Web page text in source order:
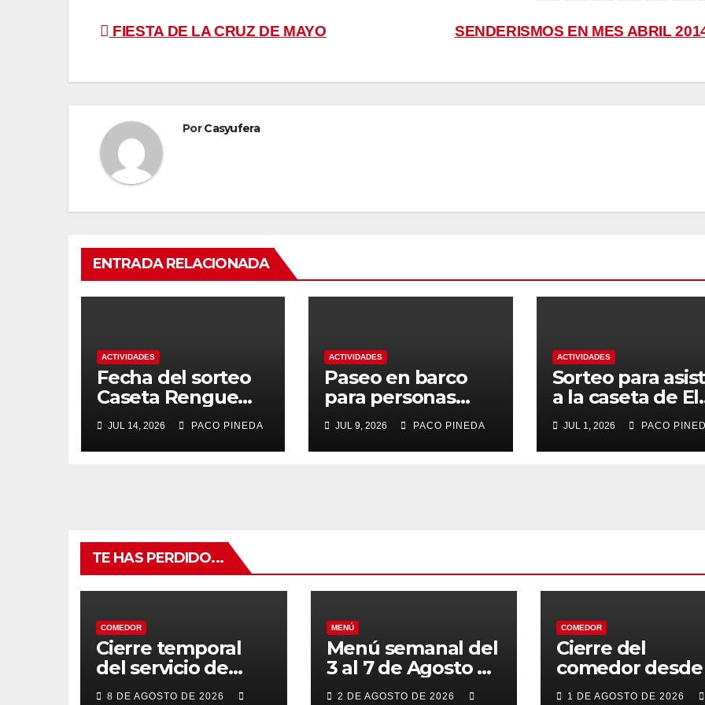
Navegación
SENDERISMOS EN MES ABRIL
FIESTA DE LA CRUZ DE MAYO
PorCasyufera
ENTRADA RELACIONADA
ACTIVIDADES
Fecha del sorteo
Caseta Rengue
Feria de Málaga
2026
JUL 14, 2026 PACO PINEDA
ACTIVIDADES
Paseo en barco
para personas
mayores
JUL 9, 2026 PACO PINEDA
ACTIVIDADES
Sorteo para
a la caseta de El
Rengue, Feria
Málaga 2026
JUL 1, 2026 PACO
TE HAS PERDIDO...
COMEDOR
Cierre temporal
del servicio de
BAR – COMEDOR
8 DE AGOSTO DE 2026
MENÚ
Menú semanal del
3 al 7 de Agosto de
2026
2 DE AGOSTO DE 2026
COMEDOR
Cierre del
comedor
7 al 21 de
1 DE AGOSTO DE 2026